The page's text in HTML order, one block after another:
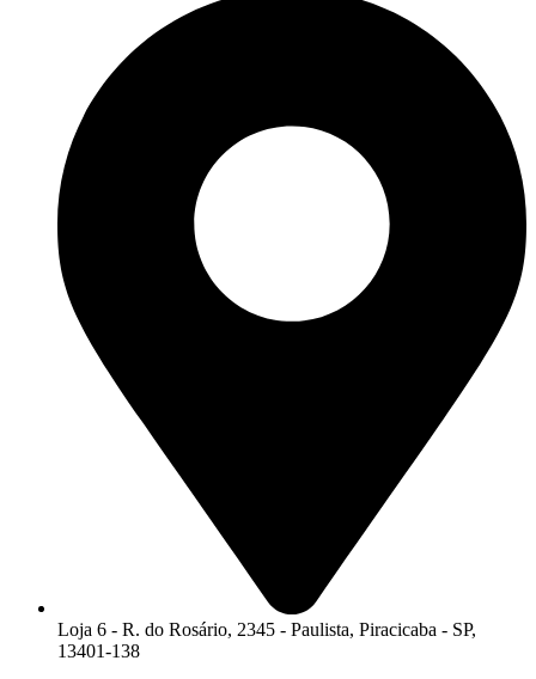
Loja 6 - R. do Rosário, 2345 - Paulista, Piracicaba - SP,
13401-138